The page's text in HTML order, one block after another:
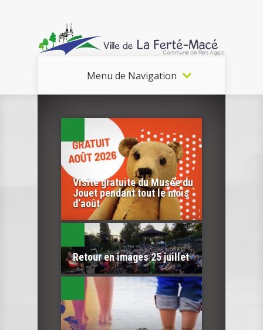
Menu de Navigation
Visite gratuite du Musée du
Jouet pendant tout le mois
d’août
Retour en images 25 juillet